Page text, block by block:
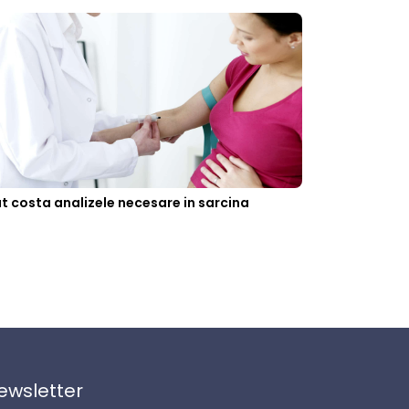
costa analizele necesare in sarcina